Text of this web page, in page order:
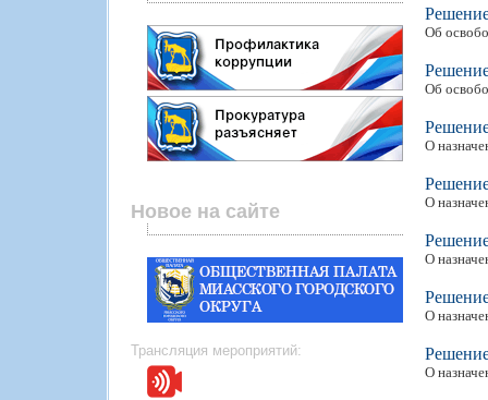
Новое на сайте
Трансляция мероприятий:
Об
Об
О
О
О
О
О